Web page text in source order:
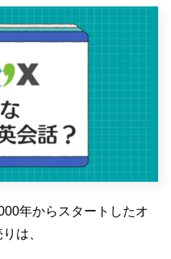
年からスタートしたオ
は、